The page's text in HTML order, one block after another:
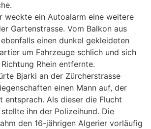
weckte ein Autoalarm eine weitere
Gartenstrasse. Vom Balkon aus
einen dunkel gekleideten
um Fahrzeuge schlich und sich
Rhein entfernte.
Bjarki an der Zürcherstrasse
einen Mann auf, der
entsprach. Als dieser die Flucht
ihn der Polizeihund. Die
den 16-jährigen Algerier vorläufig